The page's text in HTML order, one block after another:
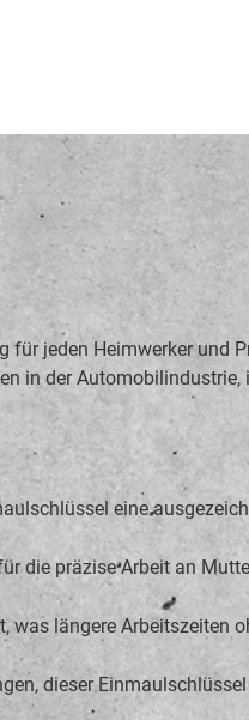
jeden Heimwerker und
in der
eine
die präzise Arbeit an
längere Arbeitszeiten
dieser